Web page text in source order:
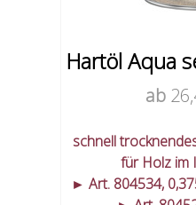
Hartöl Aqua
ab
schnell
für Holz im
► Art. 804534,